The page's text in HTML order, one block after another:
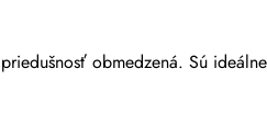
obmedzená. Sú